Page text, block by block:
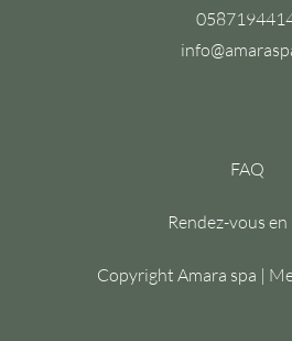
FAQ
Rendez-vous
Copyright Amara spa |